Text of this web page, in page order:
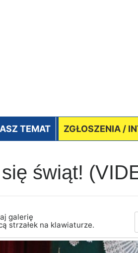
TEMAT ZGŁOSZENIA /
świąt!
galerię
strzałek na klawiaturze.